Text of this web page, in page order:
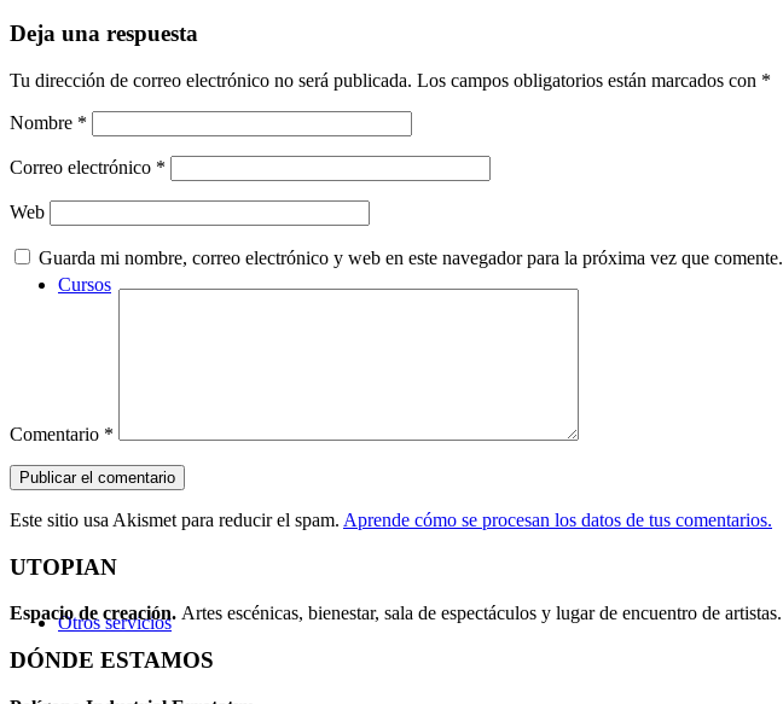
Cursos
Otros servicios
Deja una respuesta
Tu dirección de correo electrónico no será publicada. Los campos obligatorios están marcados con *
Nombre *
Correo electrónico *
Web
Guarda mi nombre, correo electrónico y web en este navegador para la próxima vez que comente.
Comentario *
Este sitio usa Akismet para reducir el spam. Aprende cómo se procesan los datos de tus comentarios.
UTOPIAN
Espacio de creación. Artes escénicas, bienestar, sala de espectáculos y lugar de encuentro de artistas.
DÓNDE ESTAMOS